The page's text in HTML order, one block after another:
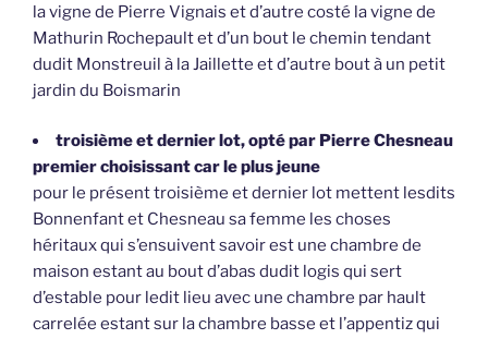
la vigne de Pierre Vignais et d’autre costé la vigne de
Mathurin Rochepault et d’un bout le chemin tendant
dudit Monstreuil à la Jaillette et d’autre bout à un petit
jardin du Boismarin
troisième et dernier lot, opté par Pierre Chesneau
premier choisissant car le plus jeune
pour le présent troisième et dernier lot mettent lesdits
Bonnenfant et Chesneau sa femme les choses
héritaux qui s’ensuivent savoir est une chambre de
maison estant au bout d’abas dudit logis qui sert
d’estable pour ledit lieu avec une chambre par hault
carrelée estant sur la chambre basse et l’appentiz qui